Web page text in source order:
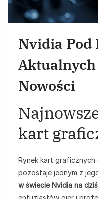
Nvidia Pod
Nowości
kart
Rynek kart graficznych
pozostaje jednym z
w świecie Nvidia na dziś